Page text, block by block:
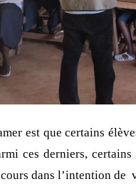
est que certains
ces derniers,
dans l’intention de